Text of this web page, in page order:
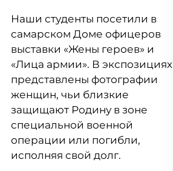
Наши студенты посетили в
самарском Доме офицеров
выставки «Жены героев» и
«Лица армии». В экспозициях
представлены фотографии
женщин, чьи близкие
защищают Родину в зоне
специальной военной
операции или погибли,
исполняя свой долг.